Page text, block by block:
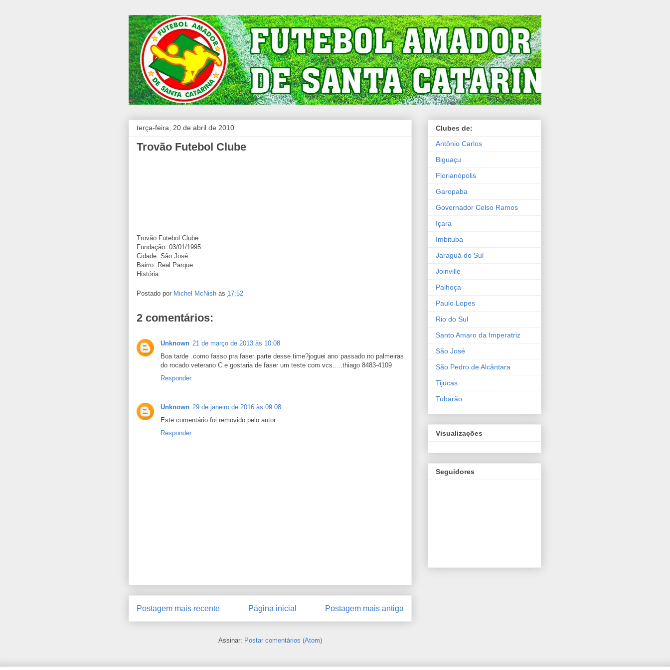
terça-feira, 20 de abril de 2010
Trovão Futebol Clube
Trovão Futebol Clube
Fundação: 03/01/1995
Cidade: São José
Bairro: Real Parque
História:
Postado por Michel McNish às 17:52
2 comentários:
Unknown 21 de março de 2013 às 10:08
Boa tarde .como fasso pra faser parte desse time?joguei ano passado no palmeiras
do rocado veterano C e gostaria de faser um teste com vcs.....thiago 8483-4109
Responder
Unknown 29 de janeiro de 2016 às 09:08
Este comentário foi removido pelo autor.
Responder
Postagem mais recente Postagem mais antiga
Página inicial
Assinar: Postar comentários (Atom)
Clubes de:
Antônio Carlos
Biguaçu
Florianópolis
Garopaba
Governador Celso Ramos
Içara
Imbituba
Jaraguá do Sul
Joinville
Palhoça
Paulo Lopes
Rio do Sul
Santo Amaro da Imperatriz
São José
São Pedro de Alcântara
Tijucas
Tubarão
Visualizações
Seguidores